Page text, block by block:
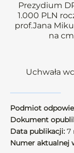
Prezydium
1.000 PLN
prof.Jana
na
Uchwała
Podmiot
Dokument
Data publikacji: 7
Numer aktualnej